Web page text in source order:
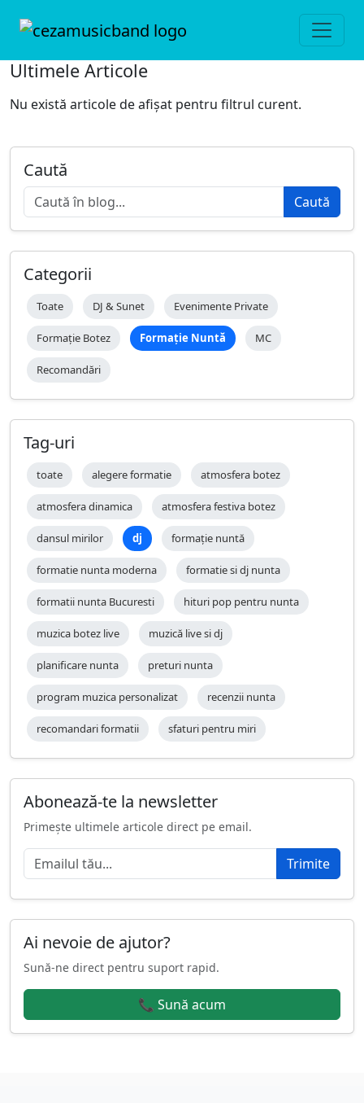
Ultimele Articole
Nu există articole de afișat pentru filtrul curent.
Caută
Caută
Categorii
Toate DJ & Sunet Evenimente Private
Formație Botez Formație Nuntă MC
Recomandări
Tag-uri
toate alegere formatie atmosfera botez
atmosfera dinamica atmosfera festiva botez
dansul mirilor dj formație nuntă
formatie nunta moderna formatie si dj nunta
formatii nunta Bucuresti hituri pop pentru nunta
muzica botez live muzică live si dj
planificare nunta preturi nunta
program muzica personalizat recenzii nunta
recomandari formatii sfaturi pentru miri
Abonează-te la newsletter
Primește ultimele articole direct pe email.
Trimite
Ai nevoie de ajutor?
Sună-ne direct pentru suport rapid.
📞 Sună acum